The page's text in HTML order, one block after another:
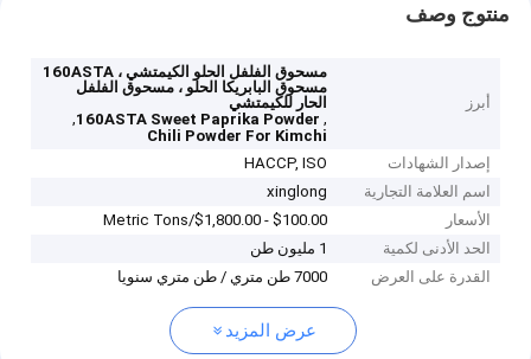
منتوج وصف
أبرز
مسحوق الفلفل الحلو الكيمتشي ، 160ASTA
مسحوق البابريكا الحلو ، مسحوق الفلفل
الحار للكيمتشي
,
160ASTA Sweet Paprika Powder
,
Chili Powder For Kimchi
إصدار الشهادات
HACCP, ISO
اسم العلامة التجارية
xinglong
الأسعار
$100.00 - $1,800.00/Metric Tons
الحد الأدنى لكمية
1 مليون طن
القدرة على العرض
7000 طن متري / طن متري سنويا
عرض المزيد